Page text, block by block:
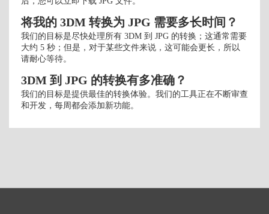
将我的 3DM 转换为 JPG 需要多长时间？
我们的目标是尽快处理所有 3DM 到 JPG 的转换；这通常需要
大约 5 秒；但是，对于某些文件来说，这可能会更长，所以
请耐心等待。
3DM 到 JPG 的转换有多准确？
我们的目标是提供最佳的转换体验。我们的工具正在不断审查
和开发，每周都会添加新功能。